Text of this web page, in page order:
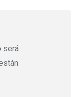
será